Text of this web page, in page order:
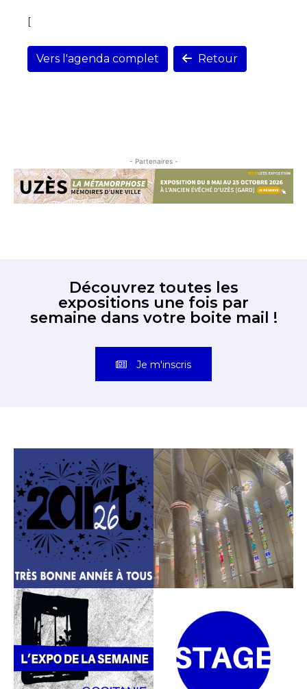
[
Vers l'agenda complet Retour
- Partenaires -
Découvrez toutes les
expositions une fois par
semaine dans votre boite mail !
Je m'inscris